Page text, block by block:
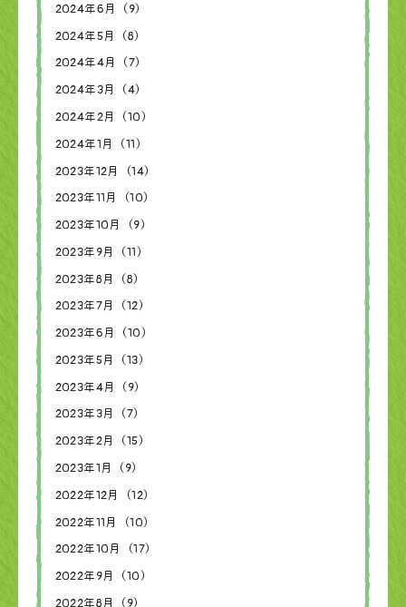
2024年6月（9）
2024年5月（8）
2024年4月（7）
2024年3月（4）
2024年2月（10）
2024年1月（11）
2023年12月（14）
2023年11月（10）
2023年10月（9）
2023年9月（11）
2023年8月（8）
2023年7月（12）
2023年6月（10）
2023年5月（13）
2023年4月（9）
2023年3月（7）
2023年2月（15）
2023年1月（9）
2022年12月（12）
2022年11月（10）
2022年10月（17）
2022年9月（10）
2022年8月（9）